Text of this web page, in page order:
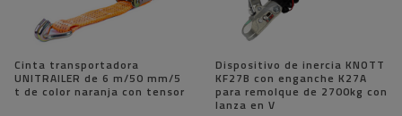
Cinta transportadora
UNITRAILER de 6 m/50 mm/5
t de color naranja con tensor
Dispositivo de inercia KNOTT
KF27B con enganche K27A
para remolque de 2700kg con
lanza en V